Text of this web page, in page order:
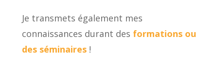
Je transmets également mes
connaissances durant des formations ou
des séminaires !